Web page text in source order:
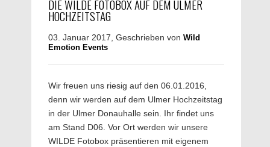
DIE WILDE FOTOBOX AUF DEM ULMER
HOCHZEITSTAG
03. Januar 2017, Geschrieben von Wild
Emotion Events
Wir freuen uns riesig auf den 06.01.2016,
denn wir werden auf dem Ulmer Hochzeitstag
in der Ulmer Donauhalle sein. Ihr findet uns
am Stand D06. Vor Ort werden wir unsere
WILDE Fotobox präsentieren mit eigenem